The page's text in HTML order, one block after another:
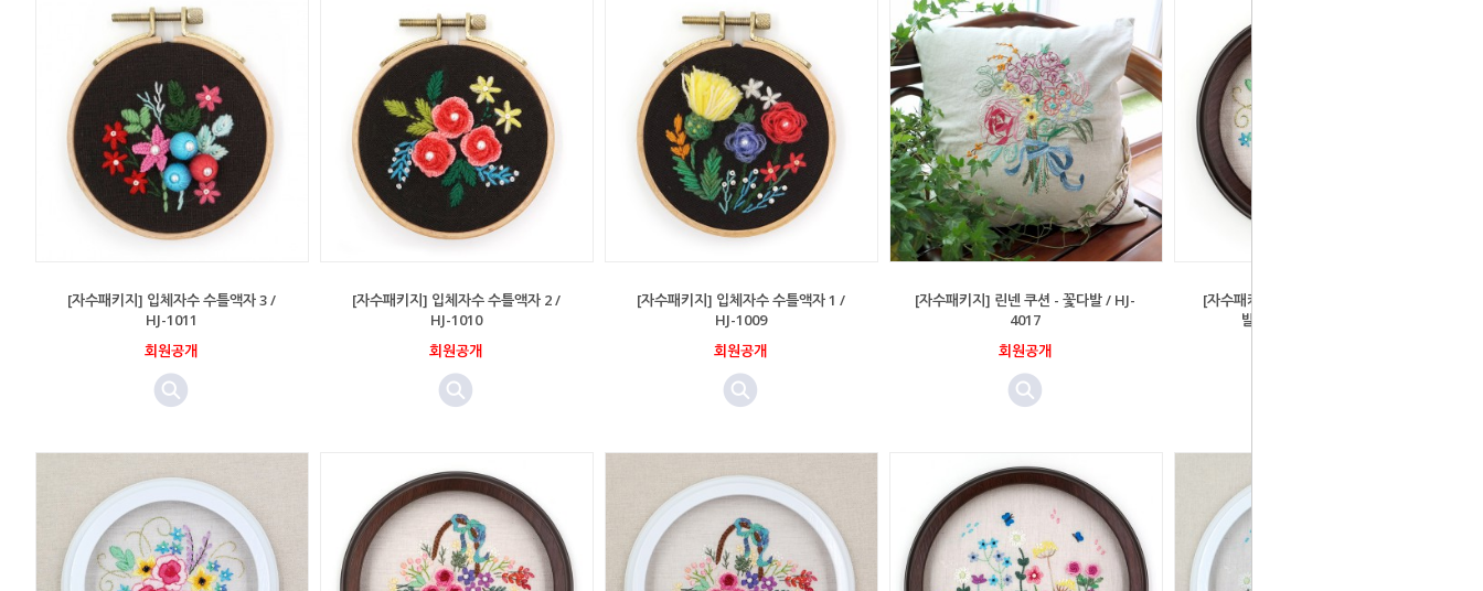
[자수패키지] 입체자수 수틀액자 3 /
HJ-1011
회원공개
[자수패키지] 입체자수 수틀액자 2 /
HJ-1010
회원공개
[자수패키지] 입체자수 수틀액자 1 /
HJ-1009
회원공개
[자수패키지] 린넨 쿠션 - 꽃다발 / HJ-
4017
회원공개
[자수패키지] 엠보 원형액자(소) 꽃다
발 - 브라운 / HJ-6009B